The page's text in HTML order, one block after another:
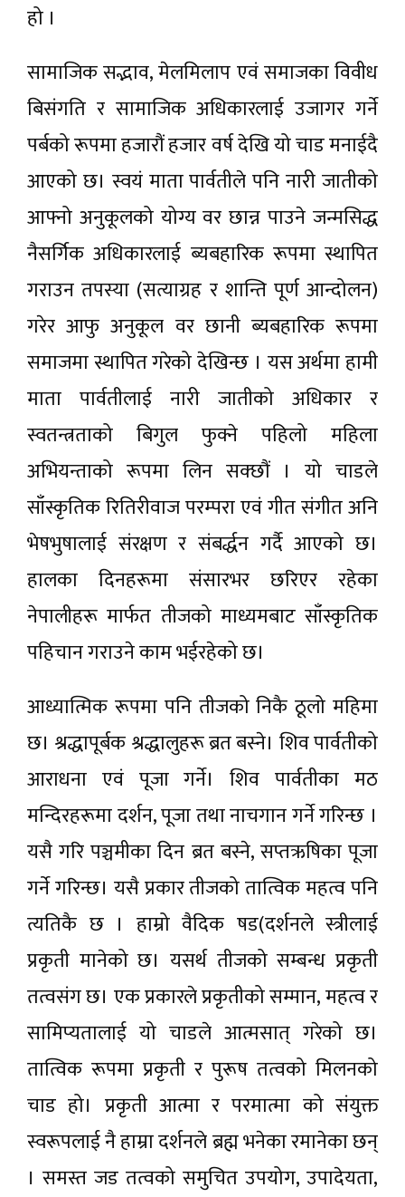
हो ।
सामाजिक सद्भाव, मेलमिलाप एवं समाजका विवीध
बिसंगति र सामाजिक अधिकारलाई उजागर गर्ने
पर्बको रूपमा हजारौं हजार वर्ष देखि यो चाड मनाईदै
आएको छ। स्वयं माता पार्वतीले पनि नारी जातीको
आफ्नो अनुकूलको योग्य वर छान्न पाउने जन्मसिद्ध
नैसर्गिक अधिकारलाई ब्यबहारिक रूपमा स्थापित
गराउन तपस्या (सत्याग्रह र शान्ति पूर्ण आन्दोलन)
गरेर आफु अनुकूल वर छानी ब्यबहारिक रूपमा
समाजमा स्थापित गरेको देखिन्छ । यस अर्थमा हामी
माता पार्वतीलाई नारी जातीको अधिकार र
स्वतन्त्रताको बिगुल फुक्ने पहिलो महिला
अभियन्ताको रूपमा लिन सक्छौं । यो चाडले
साँस्कृतिक रितिरीवाज परम्परा एवं गीत संगीत अनि
भेषभुषालाई संरक्षण र संबर्द्धन गर्दै आएको छ।
हालका दिनहरूमा संसारभर छरिएर रहेका
नेपालीहरू मार्फत तीजको माध्यमबाट साँस्कृतिक
पहिचान गराउने काम भईरहेको छ।
आध्यात्मिक रूपमा पनि तीजको निकै ठूलो महिमा
छ। श्रद्धापूर्बक श्रद्धालुहरू ब्रत बस्ने। शिव पार्वतीको
आराधना एवं पूजा गर्ने। शिव पार्वतीका मठ
मन्दिरहरूमा दर्शन, पूजा तथा नाचगान गर्ने गरिन्छ ।
यसै गरि पञ्चमीका दिन ब्रत बस्ने, सप्तऋषिका पूजा
गर्ने गरिन्छ। यसै प्रकार तीजको तात्विक महत्व पनि
त्यतिकै छ । हाम्रो वैदिक षड(दर्शनले स्त्रीलाई
प्रकृती मानेको छ। यसर्थ तीजको सम्बन्ध प्रकृती
तत्वसंग छ। एक प्रकारले प्रकृतीको सम्मान, महत्व र
सामिप्यतालाई यो चाडले आत्मसात् गरेको छ।
तात्विक रूपमा प्रकृती र पुरूष तत्वको मिलनको
चाड हो। प्रकृती आत्मा र परमात्मा को संयुक्त
स्वरूपलाई नै हाम्रा दर्शनले ब्रह्म भनेका रमानेका छन्
। समस्त जड तत्वको समुचित उपयोग, उपादेयता,